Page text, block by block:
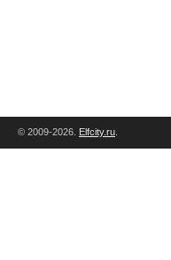
© 2009-2026. Elfcity.ru